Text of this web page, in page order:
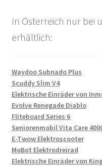
In Österreich nur bei
erhältlich:
Waydoo Subnado Plus
Scuddy Slim V4
Elektrische Einräder von
Evolve Renegade Diablo
Fliteboard Series 6
Seniorenmobil Vita Care
E-Twow Elektroscooter
MoBot Elektrodreirad
Elektrische Einräder von